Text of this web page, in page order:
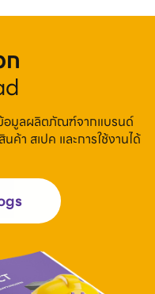
อมูลผลิตภัณฑ์จากแบรนด์
ค้า สเปค และการใช้งานได้